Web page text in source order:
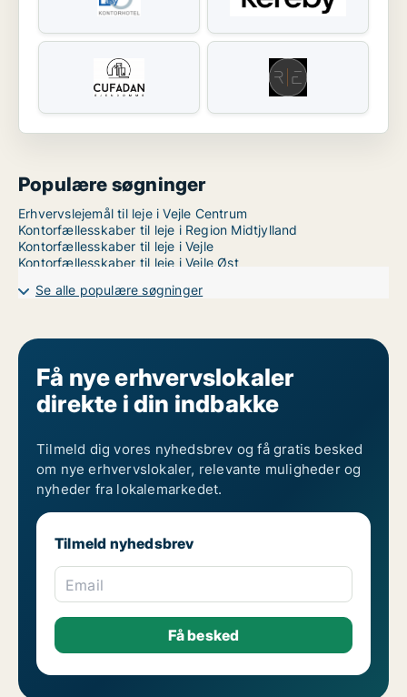
Populære søgninger
Erhvervslejemål til leje i Vejle Centrum
Kontorfællesskaber til leje i Region Midtjylland
Kontorfællesskaber til leje i Vejle
Kontorfællesskaber til leje i Vejle Øst
Se alle populære søgninger
Få nye erhvervslokaler
direkte i din indbakke
Tilmeld dig vores nyhedsbrev og få gratis besked
om nye erhvervslokaler, relevante muligheder og
nyheder fra lokalemarkedet.
Tilmeld nyhedsbrev
Email